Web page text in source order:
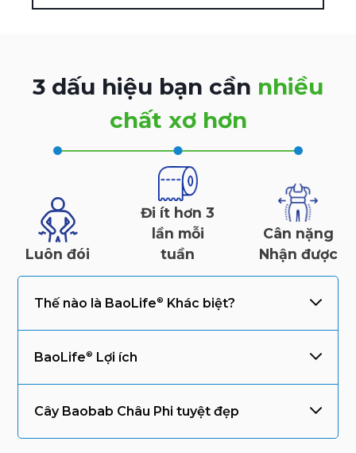
tính chống oxy hóa.
3 dấu hiệu bạn cần nhiều
chất xơ hơn
Luôn đói
Đi ít hơn 3
lần mỗi
tuần
Cân nặng
Nhận được
Thế nào là BaoLife Khác biệt?
BaoLife Lợi ích
Cây Baobab Châu Phi tuyệt đẹp